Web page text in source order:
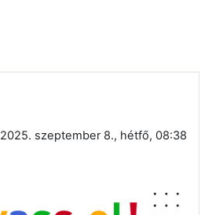
2025. szeptember 8., hétfő, 08:38